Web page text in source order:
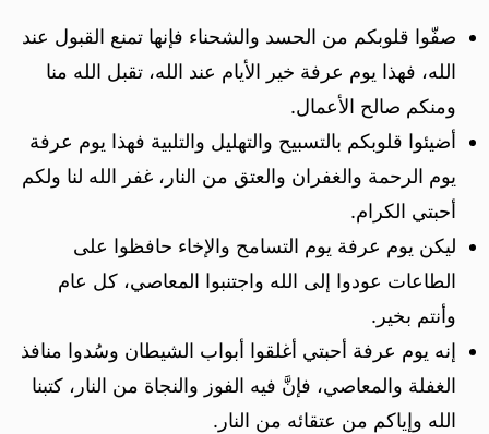
صفّوا قلوبكم من الحسد والشحناء فإنها تمنع القبول عند
الله، فهذا يوم عرفة خير الأيام عند الله، تقبل الله منا
ومنكم صالح الأعمال.
أضيئوا قلوبكم بالتسبيح والتهليل والتلبية فهذا يوم عرفة
يوم الرحمة والغفران والعتق من النار، غفر الله لنا ولكم
أحبتي الكرام.
ليكن يوم عرفة يوم التسامح والإخاء حافظوا على
الطاعات عودوا إلى الله واجتنبوا المعاصي، كل عام
وأنتم بخير.
إنه يوم عرفة أحبتي أغلقوا أبواب الشيطان وسُدوا منافذ
الغفلة والمعاصي، فإنَّ فيه الفوز والنجاة من النار، كتبنا
الله وإياكم من عتقائه من النار.